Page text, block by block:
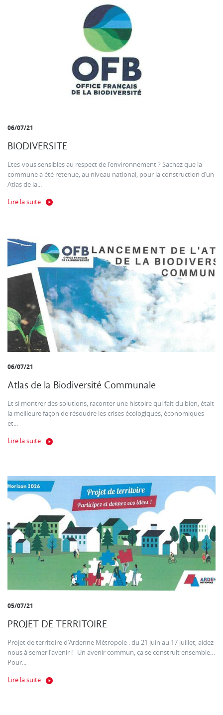
06/07/21
BIODIVERSITE
Etes-vous sensibles au respect de l’environnement ? Sachez que la
commune a été retenue, au niveau national, pour la construction d’un
Atlas de la...
Lire la suite
06/07/21
Atlas de la Biodiversité Communale
Et si montrer des solutions, raconter une histoire qui fait du bien, était
la meilleure façon de résoudre les crises écologiques, économiques
et...
Lire la suite
05/07/21
PROJET DE TERRITOIRE
Projet de territoire d’Ardenne Métropole : du 21 juin au 17 juillet, aidez-
nous à semer l’avenir ! Un avenir commun, ça se construit ensemble…
Pour...
Lire la suite